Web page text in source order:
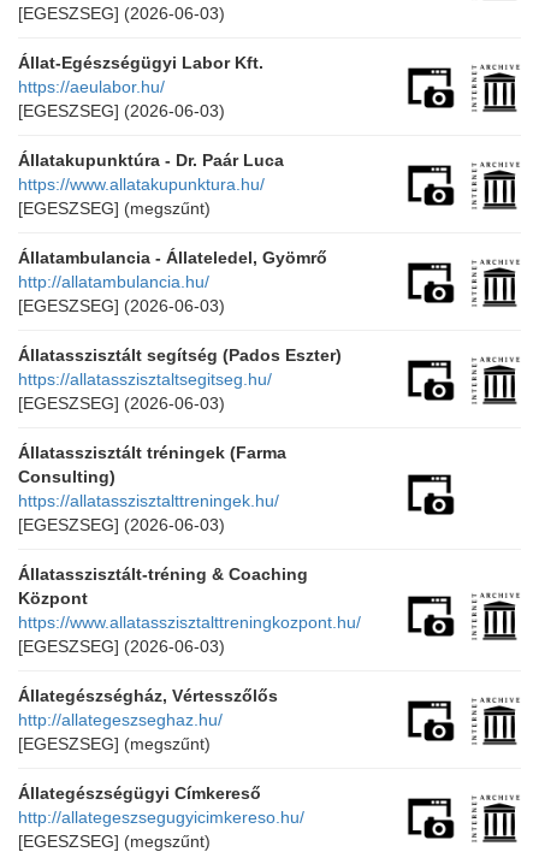
[EGESZSEG] (2026-06-03)
Állat-Egészségügyi Labor Kft.
https://aeulabor.hu/
[EGESZSEG] (2026-06-03)
Állatakupunktúra - Dr. Paár Luca
https://www.allatakupunktura.hu/
[EGESZSEG] (megszűnt)
Állatambulancia - Állateledel, Gyömrő
http://allatambulancia.hu/
[EGESZSEG] (2026-06-03)
Állatasszisztált segítség (Pados Eszter)
https://allatasszisztaltsegitseg.hu/
[EGESZSEG] (2026-06-03)
Állatasszisztált tréningek (Farma
Consulting)
https://allatasszisztalttreningek.hu/
[EGESZSEG] (2026-06-03)
Állatasszisztált-tréning & Coaching
Központ
https://www.allatasszisztalttreningkozpont.hu/
[EGESZSEG] (2026-06-03)
Állategészségház, Vértesszőlős
http://allategeszseghaz.hu/
[EGESZSEG] (megszűnt)
Állategészségügyi Címkereső
http://allategeszsegugyicimkereso.hu/
[EGESZSEG] (megszűnt)